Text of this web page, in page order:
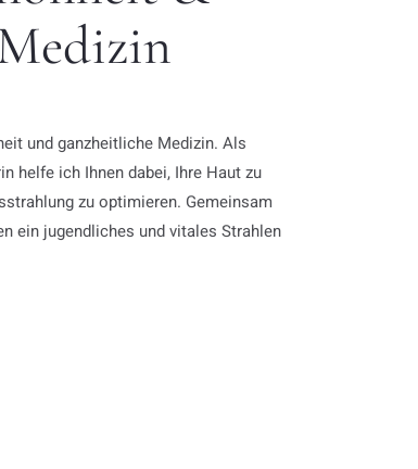
und ganzheitliche Medizin. Als
helfe ich Ihnen dabei, Ihre Haut zu
zu optimieren. Gemeinsam
ein jugendliches und vitales Strahlen